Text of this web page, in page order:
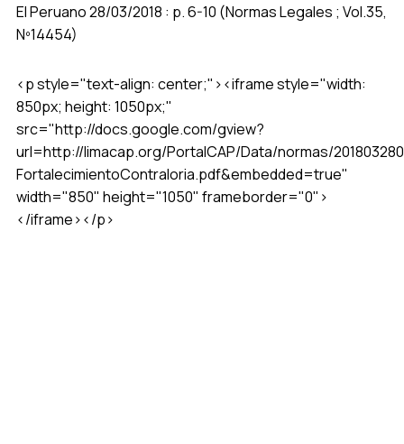
El Peruano 28/03/2018 : p. 6-10 (Normas Legales ; Vol.35,
Nº14454)
<p style="text-align: center;"><iframe style="width:
850px; height: 1050px;"
src="http://docs.google.com/gview?
url=http://limacap.org/PortalCAP/Data/normas/
FortalecimientoContraloria.pdf&embedded=true"
width="850" height="1050" frameborder="0">
</iframe></p>